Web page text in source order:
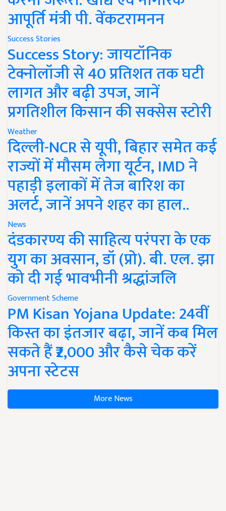
आपूर्ति मंत्री पी. वेंकटरामनन
Success Stories
Success Story: जायटॉनिक
टेक्नोलॉजी से 40 प्रतिशत तक घटी
लागत और बढ़ी उपज, जानें
प्रगतिशील किसान की सक्सेस स्टोरी
Weather
दिल्ली-NCR से यूपी, बिहार समेत कई
राज्यों में मौसम लेगा यूर्टन, IMD ने
पहाड़ी इलाकों में तेज बारिश का
अलर्ट, जानें अपने शहर का हाल..
News
दंडकारण्य की साहित्य परंपरा के एक
युग का अवसान, डॉ (प्रो). बी. एल. झा
को दी गई भावभीनी श्रद्धांजलि
Government Scheme
PM Kisan Yojana Update: 24वीं
किस्त का इंतजार बढ़ा, जानें कब मिल
सकते हैं ₹2,000 और कैसे चेक करें
अपना स्टेटस
More News